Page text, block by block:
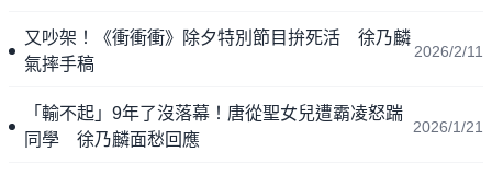
又吵架！《衝衝衝》除夕特別節目拚死活 徐乃麟
氣摔手稿
2026/2/11
「輸不起」9年了沒落幕！唐從聖女兒遭霸凌怒踹
同學 徐乃麟面愁回應
2026/1/21